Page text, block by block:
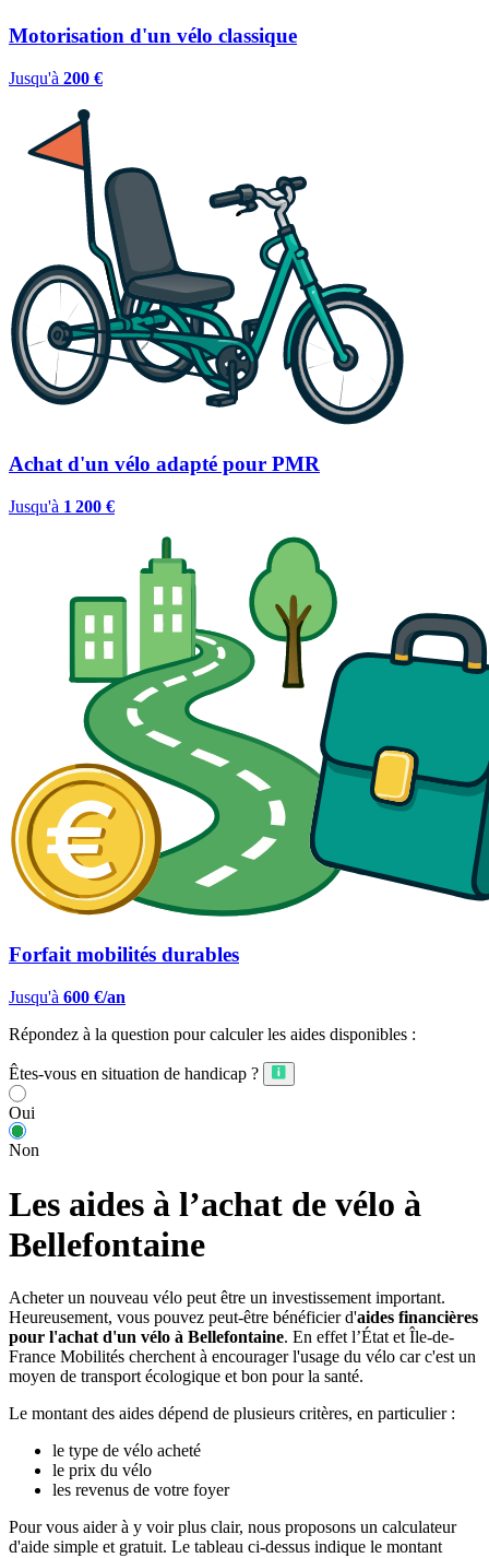
Motorisation d'un vélo classique
Jusqu'à 200 €
Achat d'un vélo adapté pour PMR
Jusqu'à 1 200 €
Forfait mobilités durables
Jusqu'à 600 €/an
Répondez à la question pour calculer les aides disponibles :
Êtes-vous en situation de handicap ?
Oui
Non
Les aides à l’achat de vélo à
Bellefontaine
Acheter un nouveau vélo peut être un investissement important.
Heureusement, vous pouvez peut-être bénéficier d'aides financières
pour l'achat d'un vélo à Bellefontaine. En effet l’État et Île-de-
France Mobilités cherchent à encourager l'usage du vélo car c'est un
moyen de transport écologique et bon pour la santé.
Le montant des aides dépend de plusieurs critères, en particulier :
le type de vélo acheté
le prix du vélo
les revenus de votre foyer
Pour vous aider à y voir plus clair, nous proposons un calculateur
d'aide simple et gratuit. Le tableau ci-dessus indique le montant